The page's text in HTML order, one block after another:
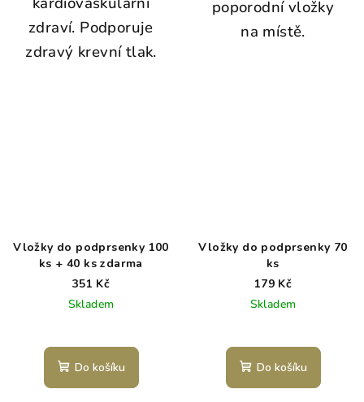
zdraví. Podporuje
zdravý krevní tlak.
poporodní vložky
na místě.
Vložky do podprsenky 100
ks + 40 ks zdarma
351 Kč
Skladem
Do košíku
Vložky do podprsenky 70
ks
179 Kč
Skladem
Do košíku